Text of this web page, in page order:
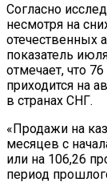
Согласно
несмотря на
отечественных
показатель
отмечает, что
приходится на
в странах СНГ.
«Продажи на
месяцев с
или на 106,26
период